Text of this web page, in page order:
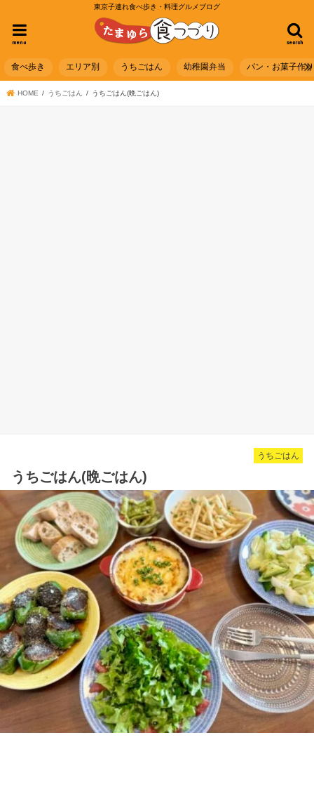
東京子連れ食べ歩き・料理グルメブログ
search
menu
食べ歩き エリア別 うちごはん 幼稚園弁当 パン・お菓子作り
HOME うちごはん うちごはん(晩ごはん)
うちごはん
うちごはん(晩ごはん)